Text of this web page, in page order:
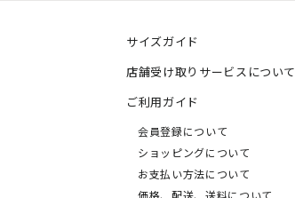
サイズガイド
店舗受け取りサービスについて
ご利用ガイド
会員登録について
ショッピングについて
お支払い方法について
価格、配送、送料について